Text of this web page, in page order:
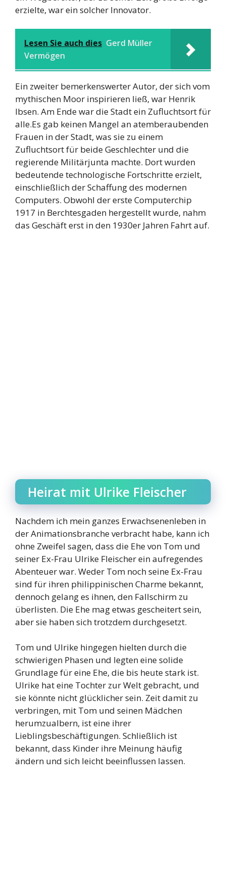
erzielte, war ein solcher Innovator.
Lesen Sie auch dies Gerd Müller
Vermögen
Ein zweiter bemerkenswerter Autor, der sich vom
mythischen Moor inspirieren ließ, war Henrik
Ibsen. Am Ende war die Stadt ein Zufluchtsort für
alle.Es gab keinen Mangel an atemberaubenden
Frauen in der Stadt, was sie zu einem
Zufluchtsort für beide Geschlechter und die
regierende Militärjunta machte. Dort wurden
bedeutende technologische Fortschritte erzielt,
einschließlich der Schaffung des modernen
Computers. Obwohl der erste Computerchip
1917 in Berchtesgaden hergestellt wurde, nahm
das Geschäft erst in den 1930er Jahren Fahrt auf.
Heirat mit Ulrike Fleischer
Nachdem ich mein ganzes Erwachsenenleben in
der Animationsbranche verbracht habe, kann ich
ohne Zweifel sagen, dass die Ehe von Tom und
seiner Ex-Frau Ulrike Fleischer ein aufregendes
Abenteuer war. Weder Tom noch seine Ex-Frau
sind für ihren philippinischen Charme bekannt,
dennoch gelang es ihnen, den Fallschirm zu
überlisten. Die Ehe mag etwas gescheitert sein,
aber sie haben sich trotzdem durchgesetzt.
Tom und Ulrike hingegen hielten durch die
schwierigen Phasen und legten eine solide
Grundlage für eine Ehe, die bis heute stark ist.
Ulrike hat eine Tochter zur Welt gebracht, und
sie könnte nicht glücklicher sein. Zeit damit zu
verbringen, mit Tom und seinen Mädchen
herumzualbern, ist eine ihrer
Lieblingsbeschäftigungen. Schließlich ist
bekannt, dass Kinder ihre Meinung häufig
ändern und sich leicht beeinflussen lassen.